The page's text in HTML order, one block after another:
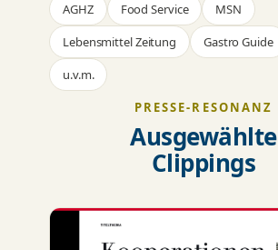
AGHZ Food Service
MSN
Lebensmittel Zeitung
Gastro Guide
u.v.m.
PRESSE-RESONANZ
Ausgewählte
Clippings